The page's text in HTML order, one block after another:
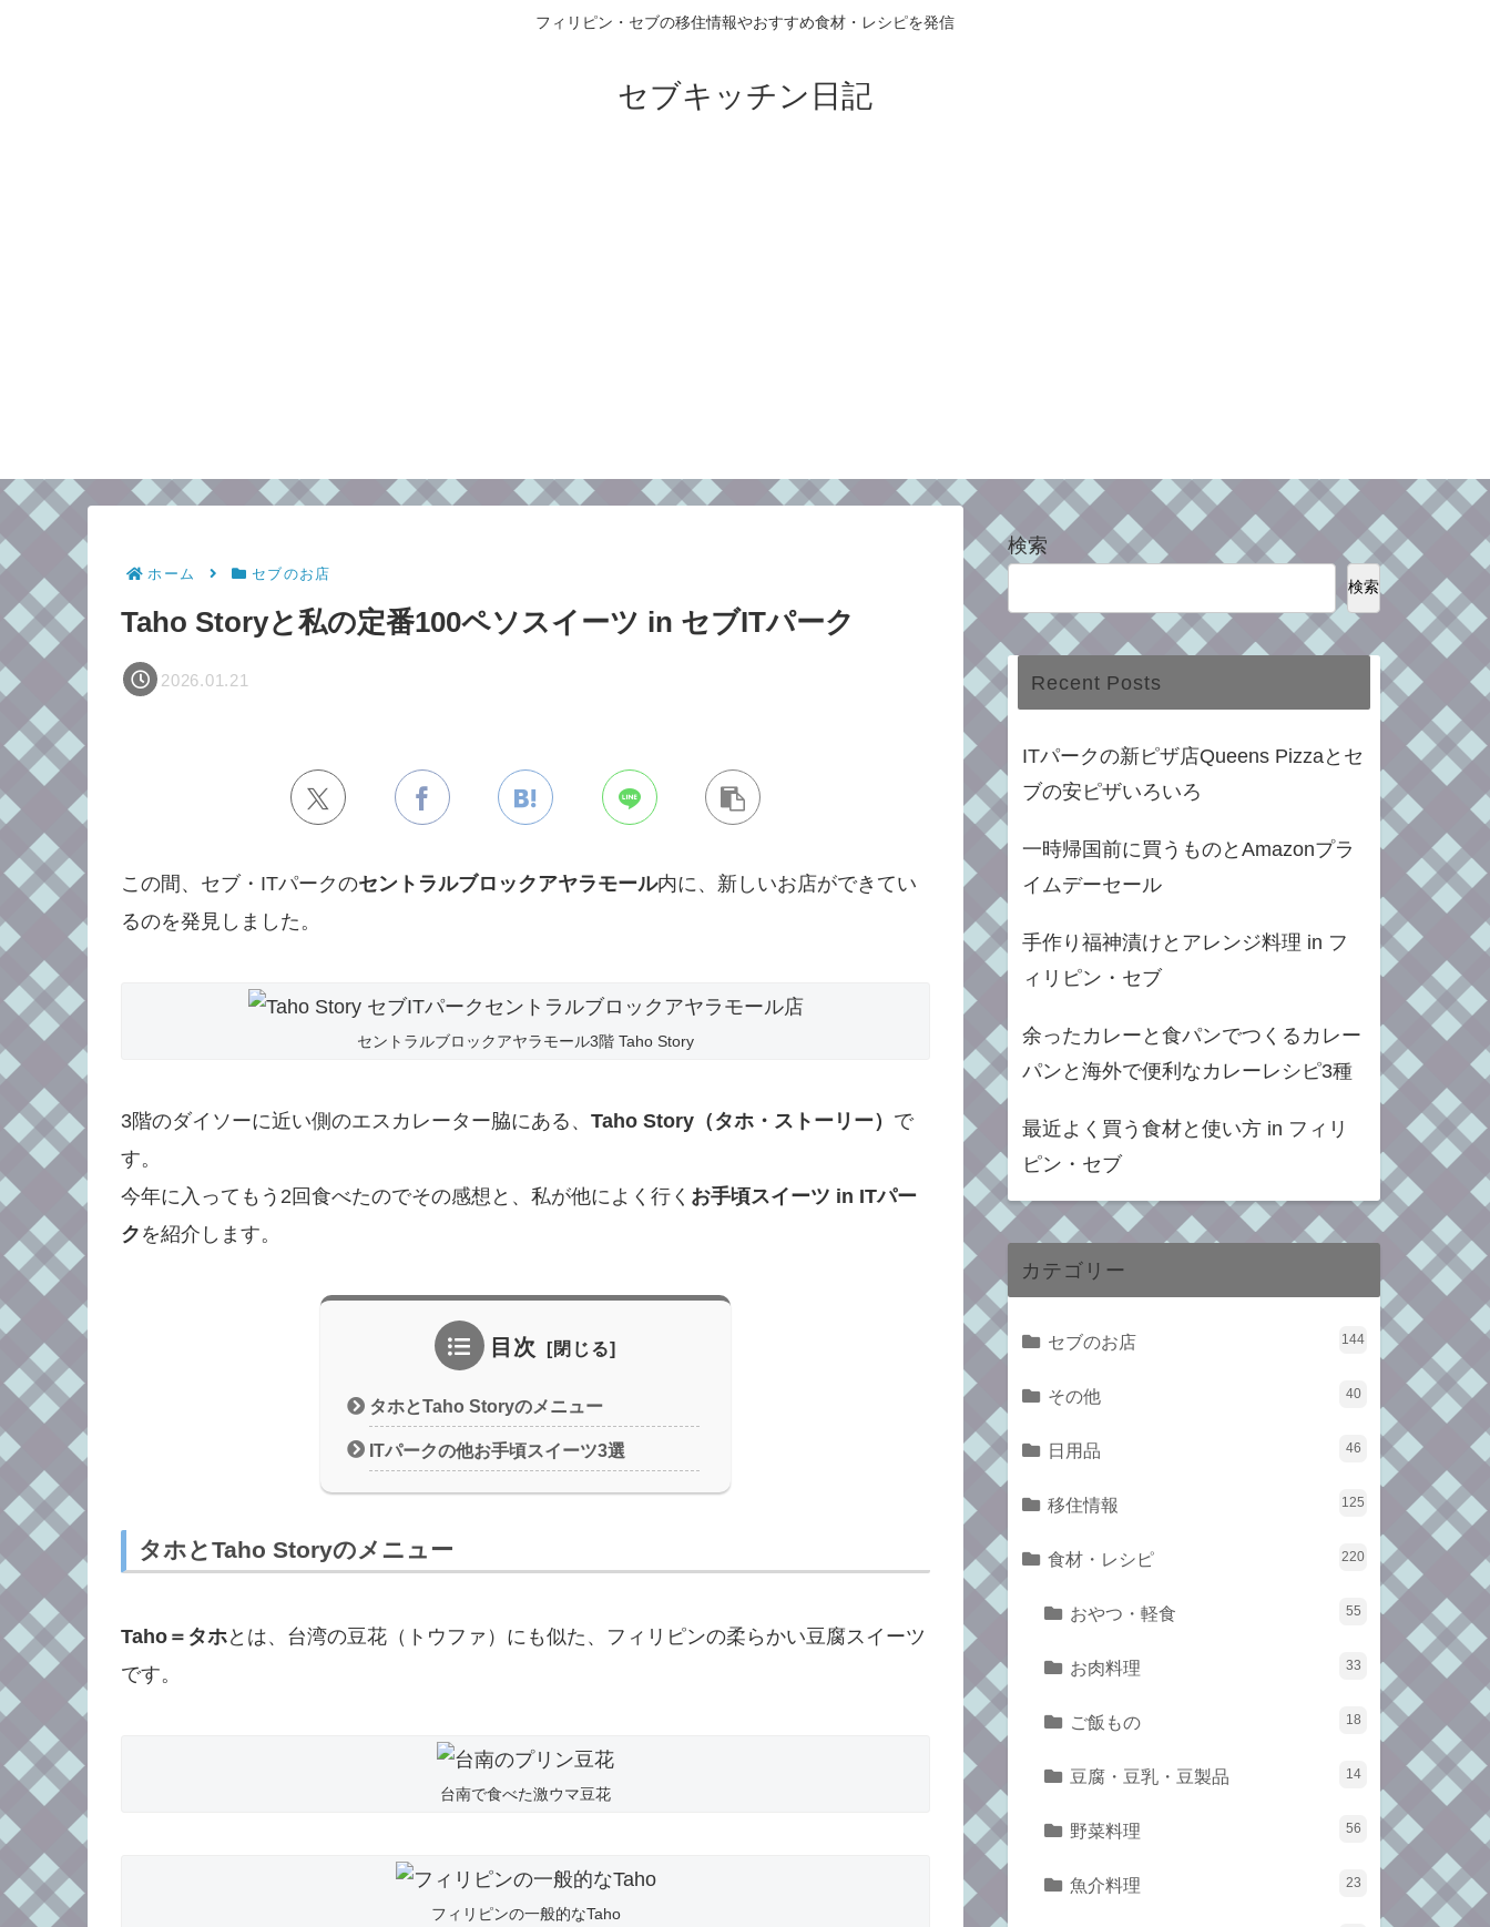
フィリピン・セブの移住情報やおすすめ食材・レシピを発信
セブキッチン日記
ホーム セブのお店
Taho Storyと私の定番100ペソスイーツ in セブITパーク
2026.01.21
この間、セブ・ITパークのセントラルブロックアヤラモール内に、新しいお店ができてい
るのを発見しました。
セントラルブロックアヤラモール3階 Taho Story
3階のダイソーに近い側のエスカレーター脇にある、 Taho Story（タホ・ストーリー） で
す。
今年に入ってもう2回食べたのでその感想と、私が他によく行く お手頃スイーツ in ITパー
ク を紹介します。
目次
タホとTaho Storyのメニュー
ITパークの他お手頃スイーツ3選
タホとTaho Storyのメニュー
Taho＝タホとは、台湾の豆花（トウファ）にも似た、フィリピンの柔らかい豆腐スイーツ
です。
台南で食べた激ウマ豆花
フィリピンの一般的なTaho
検索
検索
Recent Posts
ITパークの新ピザ店Queens Pizzaとセ
ブの安ピザいろいろ
一時帰国前に買うものとAmazonプラ
イムデーセール
手作り福神漬けとアレンジ料理 in フ
ィリピン・セブ
余ったカレーと食パンでつくるカレー
パンと海外で便利なカレーレシピ3種
最近よく買う食材と使い方 in フィリ
ピン・セブ
カテゴリー
セブのお店 144
その他 40
日用品 46
移住情報 125
食材・レシピ 220
おやつ・軽食 55
お肉料理 33
ご飯もの 18
豆腐・豆乳・豆製品 14
野菜料理 56
魚介料理 23